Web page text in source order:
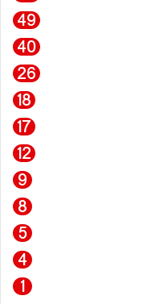
49
40
26
18
17
12
9
8
5
4
1